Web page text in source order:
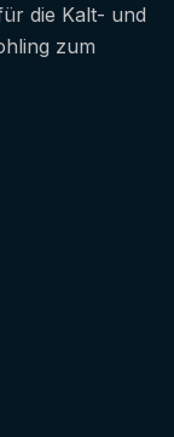
die Kalt- und
zum